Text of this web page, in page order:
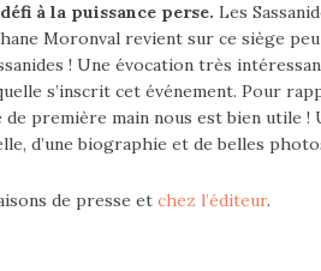
à la puissance perse. Les
Moronval revient sur ce siège
! Une évocation très
s’inscrit cet événement. Pour
première main nous est bien utile !
d’une biographie et de belles
de presse et chez l’éditeur.